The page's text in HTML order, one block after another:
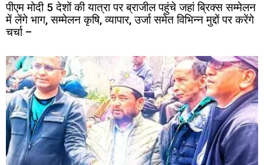
पीएम मोदी 5 देशों की यात्रा पर ब्राजील पहुंचे जहां ब्रिक्स सम्मेलन
में लेंगे भाग, सम्मेलन कृषि, व्यापार, उर्जा समेत विभिन्न मुद्दों पर करेंगे
चर्चा –